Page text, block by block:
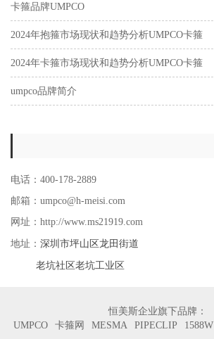
卡箍品牌UMPCO
2024年抱箍市场现状和趋势分析UMPCO卡箍
2024年卡箍市场现状和趋势分析UMPCO卡箍
umpco品牌简介
电话：400-178-2889
邮箱：umpco@h-meisi.com
网址：http://www.ms21919.com
地址： 深圳市坪山区龙田街道
老坑社区老坑工业区
恒美斯企业旗下品牌：
UMPCO
卡箍网 MESMA PIPECLIP 1588W